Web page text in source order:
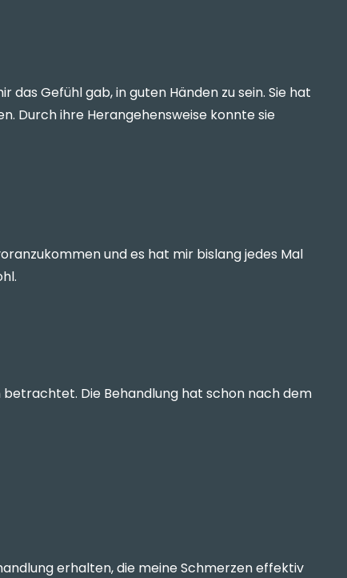
Gefühl gab, in guten Händen zu sein. Sie hat
Durch ihre Herangehensweise konnte sie
und es hat mir bislang jedes Mal
Die Behandlung hat schon nach dem
erhalten, die meine Schmerzen effektiv